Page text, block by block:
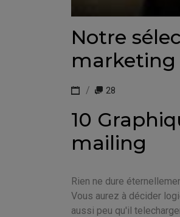
Notre
marketing
28
10
mailing
Rien ne dure
Vous aurez à décider
aussi peu qu'il